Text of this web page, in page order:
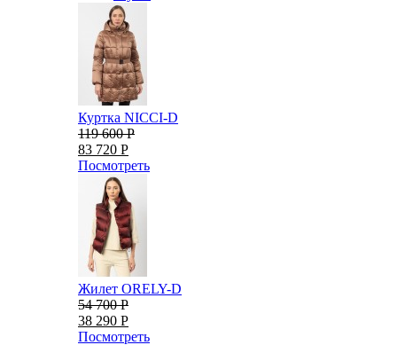
Куртка NICCI-D
119 600 Р
83 720 Р
Посмотреть
Жилет ORELY-D
54 700 Р
38 290 Р
Посмотреть